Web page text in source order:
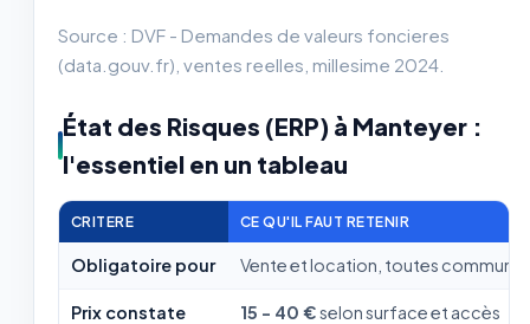
Source : DVF - Demandes de valeurs foncieres
(data.gouv.fr), ventes reelles, millesime 2024.
État des Risques (ERP) à Manteyer :
l'essentiel en un tableau
CRITERE CE QU'IL FAUT RETENIR
Obligatoire pour Vente et location, toutes
Prix constate 15 - 40 €selon surface et accès